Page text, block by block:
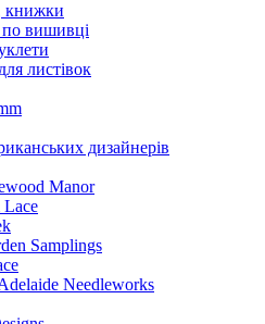
книжки
по вишивці
листівок
дизайнерів
Manor
Samplings
Needleworks